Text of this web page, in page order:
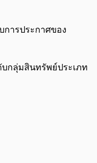
การประกาศของ
บกลุ่มสินทรัพย์ประเภท